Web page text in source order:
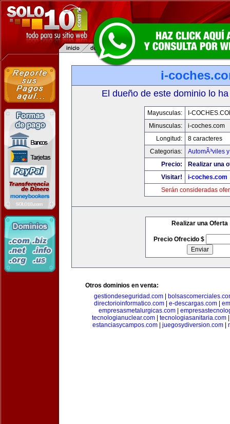
i-
El dueño de este dominio lo
Mayusculas:
I-
Minusculas:
i-coches.com
Longitud:
8 caracteres
Categorias:
AutomÃ³viles
Precio:
Realizar una
Visitar!
i-coches.com
Serán consideradas
Realizar una Oferta
Precio Ofrecido $
Otros dominios en venta:
gestiondeseguridad.com
directorioinformatico.com
e-descargas.com
empresasmetalurgicas.com|
tecnologianuclear.com| tecnologiasanitaria.com
estanciasycampos.com| juegosydiversion.com|